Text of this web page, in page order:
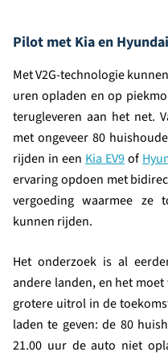
Pilot met Kia en Hyundai
Met V2G-technologie
uren opladen en op
terugleveren aan het net.
met ongeveer 80
rijden in een Kia EV9of
ervaring opdoen met
vergoeding waarmee ze
kunnen rijden.
Het onderzoek is al
andere landen, en het
grotere uitrol in de
laden te geven: de 80
21.00 uur de auto niet